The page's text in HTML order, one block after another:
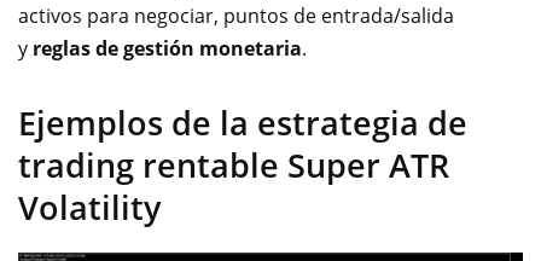
activos para negociar, puntos de entrada/salida
y reglas de gestión monetaria.
Ejemplos de la estrategia de
trading rentable Super ATR
Volatility